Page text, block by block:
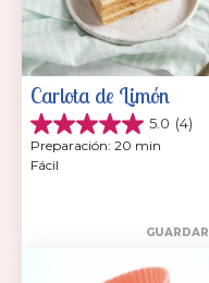
Carlota de Limón
5.0 (4)
5.0
de
5
Preparación: 20 min
Fácil
GUARDAR